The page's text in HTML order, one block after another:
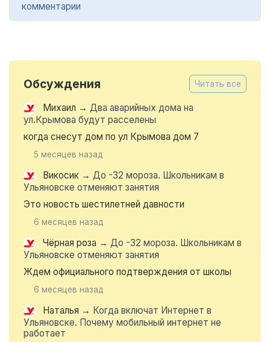
комментарии
Обсуждения Читать все
Михаил → Два аварийных дома на
ул.Крымова будут расселены
когда снесут дом по ул Крымова дом 7
5 месяцев назад
Викосик → До -32 мороза. Школьникам в
Ульяновске отменяют занятия
Это новость шестилетней давности
6 месяцев назад
Чёрная роза → До -32 мороза. Школьникам в
Ульяновске отменяют занятия
Ждем официального подтверждения от школы
6 месяцев назад
Наталья → Когда включат Интернет в
Ульяновске. Почему мобильный интернет не
работает